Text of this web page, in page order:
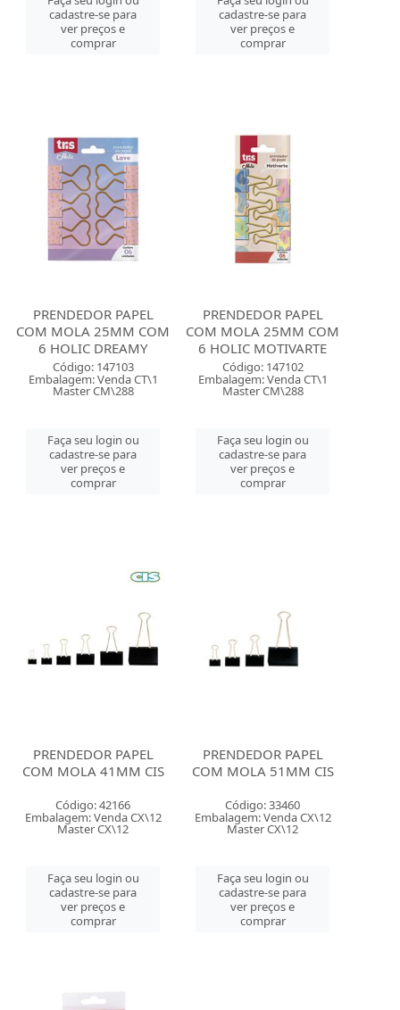
cadastre-se para
ver preços e
comprar
cadastre-se para
ver preços e
comprar
PRENDEDOR PAPEL
COM MOLA 25MM COM
6 HOLIC DREAMY
Código: 147103
Embalagem: Venda CT\1
Master CM\288
Faça seu login ou
cadastre-se para
ver preços e
comprar
PRENDEDOR PAPEL
COM MOLA 25MM COM
6 HOLIC MOTIVARTE
Código: 147102
Embalagem: Venda CT\1
Master CM\288
Faça seu login ou
cadastre-se para
ver preços e
comprar
PRENDEDOR PAPEL
COM MOLA 41MM CIS
Código: 42166
Embalagem: Venda CX\12
Master CX\12
Faça seu login ou
cadastre-se para
ver preços e
comprar
PRENDEDOR PAPEL
COM MOLA 51MM CIS
Código: 33460
Embalagem: Venda CX\12
Master CX\12
Faça seu login ou
cadastre-se para
ver preços e
comprar